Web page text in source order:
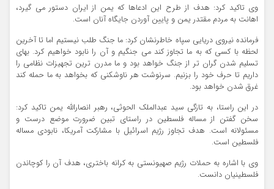
وی تاکید کرد: هدف از طرح این ادعاها که یمن از ایران دستور می گیرد،
اهانت به مردم مقتدر یمن و پایین آوردن جایگاه آنان است.
فرمانده نیروی دریایی سپاه خاطرنشان کرد: ما جنگ طلب نیستیم اما تا آخرین
لحظه با کسی که به ما تجاوز کند می جنگیم و آن را نابود خواهیم کرد. بهای
تسلیم شدن گران تر از جنگ خواهد بود و ما مدرن ترین تجهیزات نظامی را
داریم تا حرف خود را بزنیم. سرنوشت هر ناوشکنی که بخواهد به ما حمله کند
غرق شدن خواهد بود.
در این راستا، به تازگی سید عبدالملک الحوثی، رهبر انصارالله یمن تاکید کرد:
سخن گفتن از مساله فلسطین در راستای تبین ضرورت موضع درست و
مسئولانه است. هدف تجاوز رژیم اسرائیل با مشارکت آمریکا، نابودی مساله
فلسطین است.
وی با اشاره به حملات رژیم صهیونستی به کرانه باختری، هدف آن را کوچاندن
فلسطینیان دانست.